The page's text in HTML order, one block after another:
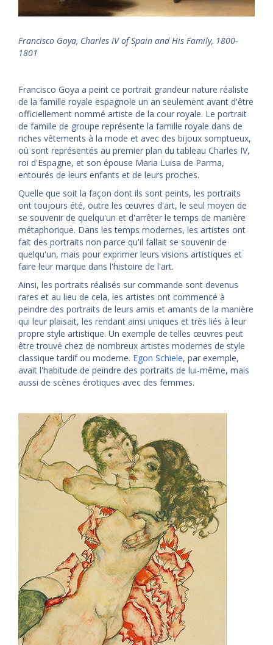
Francisco Goya, Charles IV of Spain and His Family, 1800-
1801
Francisco Goya a peint ce portrait grandeur nature réaliste
de la famille royale espagnole un an seulement avant d'être
officiellement nommé artiste de la cour royale. Le portrait
de famille de groupe représente la famille royale dans de
riches vêtements à la mode et avec des bijoux somptueux,
où sont représentés au premier plan du tableau Charles IV,
roi d'Espagne, et son épouse Maria Luisa de Parma,
entourés de leurs enfants et de leurs proches.
Quelle que soit la façon dont ils sont peints, les portraits
ont toujours été, outre les œuvres d'art, le seul moyen de
se souvenir de quelqu'un et d'arrêter le temps de manière
métaphorique. Dans les temps modernes, les artistes ont
fait des portraits non parce qu'il fallait se souvenir de
quelqu'un, mais pour exprimer leurs visions artistiques et
faire leur marque dans l'histoire de l'art.
Ainsi, les portraits réalisés sur commande sont devenus
rares et au lieu de cela, les artistes ont commencé à
peindre des portraits de leurs amis et amants de la manière
qui leur plaisait, les rendant ainsi uniques et très liés à leur
propre style artistique. Un exemple de telles œuvres peut
être trouvé chez de nombreux artistes modernes de style
classique tardif ou moderne. Egon Schiele, par exemple,
avait l'habitude de peindre des portraits de lui-même, mais
aussi de scènes érotiques avec des femmes.